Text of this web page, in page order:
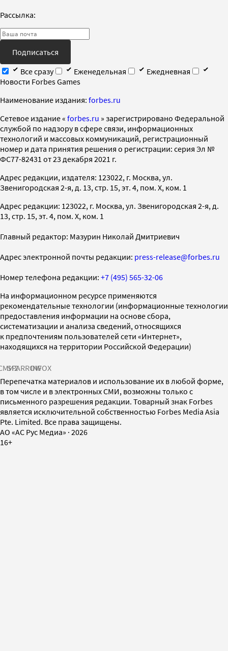
Рассылка:
Подписаться
Все сразу
Еженедельная
Ежедневная
Новости Forbes Games
Наименование издания: forbes.ru
Cетевое издание « forbes.ru » зарегистрировано Федеральной
службой по надзору в сфере связи, информационных
технологий и массовых коммуникаций, регистрационный
номер и дата принятия решения о регистрации: серия Эл №
ФС77-82431 от 23 декабря 2021 г.
Адрес редакции, издателя: 123022, г. Москва, ул.
Звенигородская 2-я, д. 13, стр. 15, эт. 4, пом. X, ком. 1
Адрес редакции: 123022, г. Москва, ул. Звенигородская 2-я, д.
13, стр. 15, эт. 4, пом. X, ком. 1
Главный редактор: Мазурин Николай Дмитриевич
Адрес электронной почты редакции: press-release@forbes.ru
Номер телефона редакции: +7 (495) 565-32-06
На информационном ресурсе применяются
рекомендательные технологии (информационные технологии
предоставления информации на основе сбора,
систематизации и анализа сведений, относящихся
к предпочтениям пользователей сети «Интернет»,
находящихся на территории Российской Федерации)
SPARROWINFOX
Перепечатка материалов и использование их в любой форме,
в том числе и в электронных СМИ, возможны только с
письменного разрешения редакции. Товарный знак Forbes
является исключительной собственностью Forbes Media Asia
Pte. Limited. Все права защищены.
AO «АС Рус Медиа» · 2026
16+